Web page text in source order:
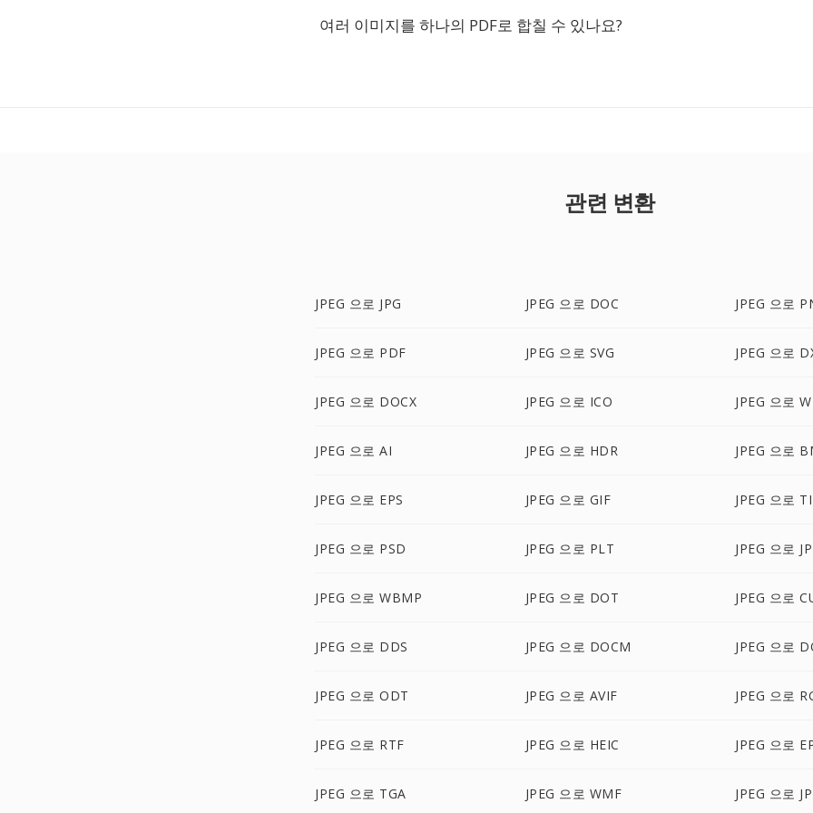
여러 이미지를 하나의 PDF로 합칠 수 있나요?
관련 변환
JPEG 으로 JPG JPEG 으로 DOC JPEG 으로
JPEG 으로 PDF JPEG 으로 SVG JPEG 으로
JPEG 으로 DOCX JPEG 으로 ICO JPEG 으로
JPEG 으로 AI JPEG 으로 HDR JPEG 으로
JPEG 으로 EPS JPEG 으로 GIF JPEG 으로
JPEG 으로 PSD JPEG 으로 PLT JPEG 으로
JPEG 으로 WBMP JPEG 으로 DOT JPEG 으로
JPEG 으로 DDS JPEG 으로 DOCM JPEG 으로
JPEG 으로 ODT JPEG 으로 AVIF JPEG 으로
JPEG 으로 RTF JPEG 으로 HEIC JPEG 으로
JPEG 으로 TGA JPEG 으로 WMF JPEG 으로